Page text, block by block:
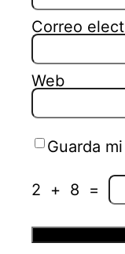
Correo
Web
Guarda
2 + 8 =